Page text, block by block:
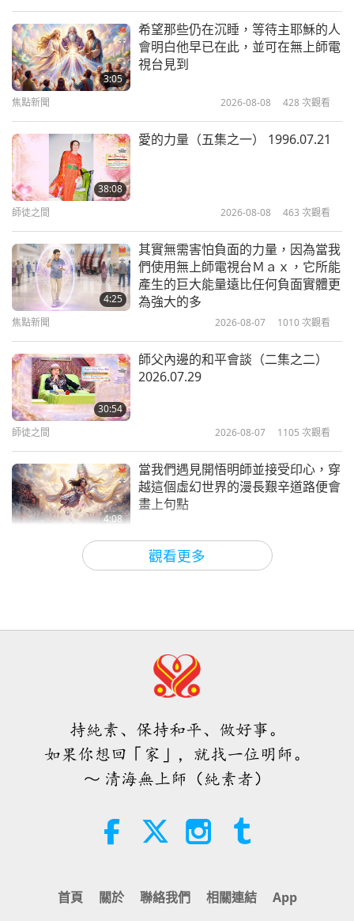
大版」的播放器都為世界帶來巨大的正能量！願您與
心胸開闊的美國人民永遠蒙受神聖慈愛的福佑，無上
師電視台團隊
附註：以下是師父給您的慈愛回覆：
默里，你所體驗的『由最有力量的每日祈禱文蓮花所
形成的上帝榮光穹頂』，是非常美好的願景而且一定
能實現！感謝你為實現這份福佑所付出的辛勤努力。
並感謝上帝與三位至大能者，讓所有的神聖慈愛與福
佑傾注於我們的世界！很高興得知尤迦南達的湖畔聖
地在火災中倖免於難，依然安然屹立。尤迦南達是充
滿愛的聖者，他為世界帶來團結與慈悲。願你與堅強
的美國都能發現，你們正蒙受無盡的和平福佑。永遠
愛你，並向你致上由衷的感謝，感謝你付出的所有努
力以支持充滿愛的世界。你將因從事上帝的工作而獲
得無量功德，儘管你的動機是無條件的付出！」
見證無上師電視台以及最有力量的每
日祈禱文所帶來的巨大加持力使母親
見證最有力量的每日祈禱文的提昇力
量
見證在被困靈魂最多、最痛苦、最需
5:44
最有力量的每日祈禱文之所以如此強
大，是因為師父賦予了與「聖號」和
2025-06-11
3:58
2022-12-06
見證播放無上師電視台的光拯救亡靈
上天堂並能提昇世界能量水平
2022-08-26 14905
觀看更多
3:05
希望那些仍在沉睡，等待主耶穌的人
會明白他早已在此，並可在無上師電
視台見到
焦點新聞 2026-08-08 428 次觀看
38:08
愛的力量（五集之一） 1996.07.21
師徒之間 2026-08-08 463 次觀看
4:25
其實無需害怕負面的力量，因為當我
們使用無上師電視台Ｍａｘ，它所能
產生的巨大能量遠比任何負面實體更
為強大的多
焦點新聞 2026-08-07 1010次觀看
30:54
師父內邊的和平會談（二集之二）
2026.07.29
師徒之間 2026-08-07 1105 次觀看
4:08
當我們遇見開悟明師並接受印心，穿
越這個虛幻世界的漫長艱辛道路便會
畫上句點
2026-08-06
35:06
21:43
伊斯蘭的水資源道德觀：摘自《聖
智慧之語 2026-08-06 349
19:47
世界播下種子（二集之一）
師父內邊的和平會談（二集之一）
持純素、保持和平、做好事。
如果你想回「家」，就找一位明師。
～ 清海無上師（純素者）
首頁 關於 聯絡我們 相關連結 App